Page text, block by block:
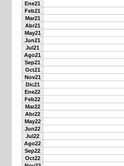
Ene21
Feb21
Mar21
Abr21
May21
Jun21
Jul21
Ago21
Sep21
Oct21
Nov21
Dic21
Ene22
Feb22
Mar22
Abr22
May22
Jun22
Jul22
Ago22
Sep22
Oct22